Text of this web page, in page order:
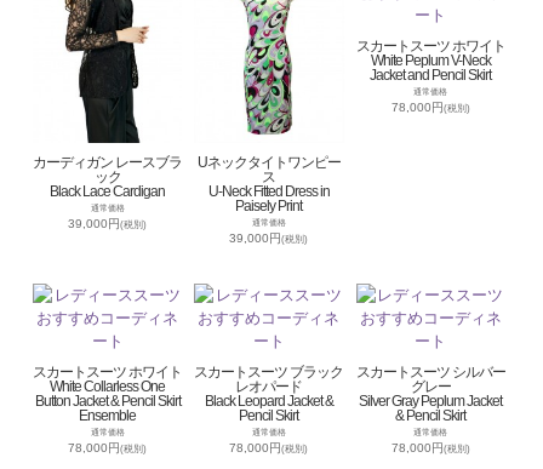
カーディガン レースブラ
ック
Black Lace Cardigan
通常価格
39,000円(税別)
Uネックタイトワンピー
ス
U-Neck Fitted Dress in
Paisely Print
通常価格
39,000円(税別)
スカートスーツ ホワイト
White Peplum V-Neck
Jacket and Pencil Skirt
通常価格
78,000円(税別)
スカートスーツ ホワイト
White Collarless One
Button Jacket & Pencil Skirt
Ensemble
通常価格
78,000円(税別)
スカートスーツ ブラック
レオパード
Black Leopard Jacket &
Pencil Skirt
通常価格
78,000円(税別)
スカートスーツ シルバー
グレー
Silver Gray Peplum Jacket
& Pencil Skirt
通常価格
78,000円(税別)